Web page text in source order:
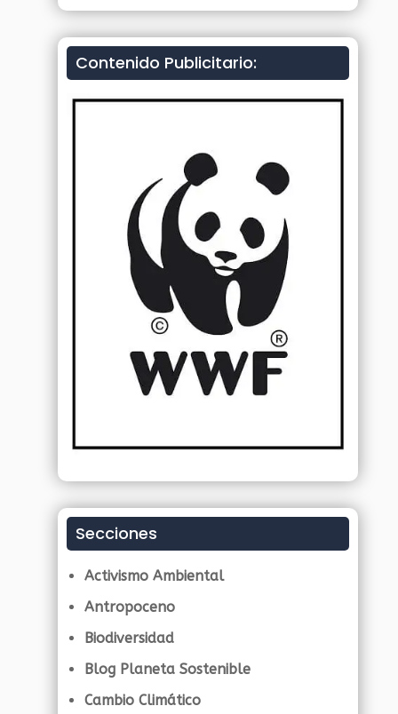
Contenido Publicitario:
Secciones
Activismo Ambiental
Antropoceno
Biodiversidad
Blog Planeta Sostenible
Cambio Climático